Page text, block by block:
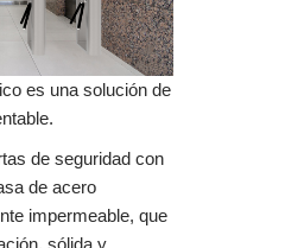
es una solución de
de seguridad con
de acero
impermeable, que
sólida y